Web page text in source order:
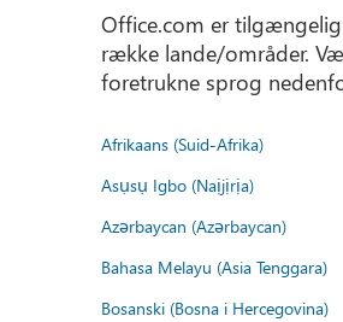
Office.com er
række lande/områder.
foretrukne sprog
Afrikaans (Suid-Afrika)
Asụsụ Igbo (Naịjịrịa)
Azərbaycan (Azərbaycan)
Bahasa Melayu (Asia Tenggara)
Bosanski (Bosna i Hercegovina)